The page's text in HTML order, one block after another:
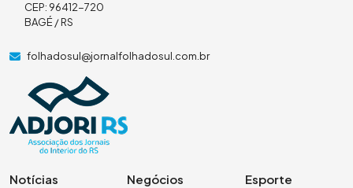
CEP: 96412-720
BAGÉ / RS
folhadosul@jornalfolhadosul.com.br
Notícias Negócios Esporte